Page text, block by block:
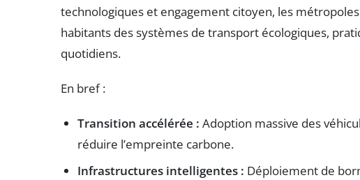
technologiques et engagement citoyen, les
habitants des systèmes de transport écologiques,
quotidiens.
En bref :
Transition accélérée : Adoption massive des
réduire l’empreinte carbone.
Infrastructures intelligentes : Déploiement de